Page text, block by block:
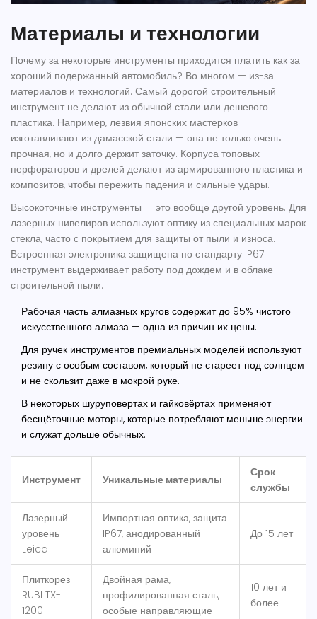
Материалы и технологии
Почему за некоторые инструменты приходится платить как за
хороший подержанный автомобиль? Во многом — из-за
материалов и технологий. Самый дорогой строительный
инструмент не делают из обычной стали или дешевого
пластика. Например, лезвия японских мастерков
изготавливают из дамасской стали — она не только очень
прочная, но и долго держит заточку. Корпуса топовых
перфораторов и дрелей делают из армированного пластика и
композитов, чтобы пережить падения и сильные удары.
Высокоточные инструменты — это вообще другой уровень. Для
лазерных нивелиров используют оптику из специальных марок
стекла, часто с покрытием для защиты от пыли и износа.
Встроенная электроника защищена по стандарту IP67:
инструмент выдерживает работу под дождем и в облаке
строительной пыли.
Рабочая часть алмазных кругов содержит до 95% чистого
искусственного алмаза — одна из причин их цены.
Для ручек инструментов премиальных моделей используют
резину с особым составом, который не стареет под солнцем
и не скользит даже в мокрой руке.
В некоторых шуруповертах и гайковёртах применяют
бесщёточные моторы, которые потребляют меньше энергии
и служат дольше обычных.
Инструмент Уникальные материалы
Срок
службы
Лазерный
уровень
Leica
Импортная оптика, защита
IP67, анодированный
алюминий
До 15 лет
Плиткорез
RUBI TX-
1200
Двойная рама,
профилированная сталь,
особые направляющие
10 лет и
более